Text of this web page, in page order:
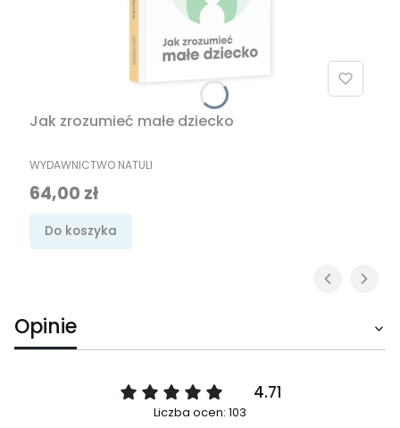
Jak zrozumieć małe dziecko
PRODUCENT
WYDAWNICTWO NATULI
Cena
64,00 zł
Do koszyka
Opinie
4.71
Liczba ocen: 103